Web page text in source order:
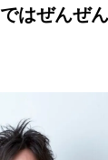
はぜんぜ